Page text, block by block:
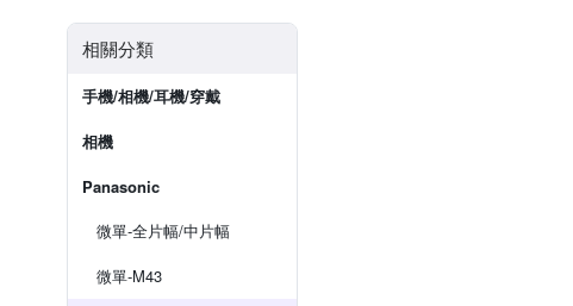
相關分類
手機/相機/耳機/穿戴
相機
Panasonic
微單-全片幅/中片幅
微單-M43